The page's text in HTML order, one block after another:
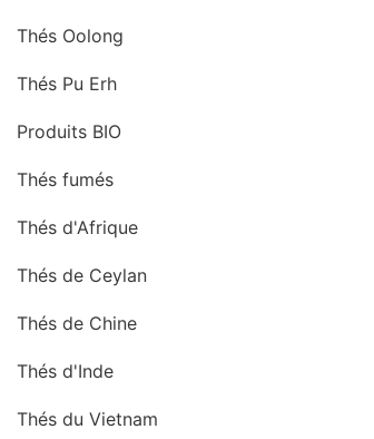
Thés Oolong
Thés Pu Erh
Produits BIO
Thés fumés
Thés d'Afrique
Thés de Ceylan
Thés de Chine
Thés d'Inde
Thés du Vietnam